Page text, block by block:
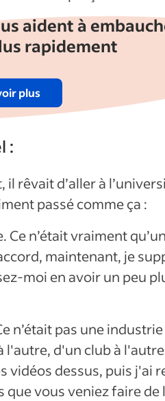
aident à
rapidement
plus
:
rêvait d’aller à
passé comme ça :
n’était vraiment
maintenant, je
moi en avoir un peu
pas une industrie
d'un club à
vidéos dessus, puis j'ai
vous veniez faire